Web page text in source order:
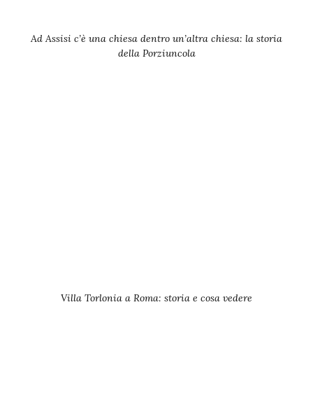
Ad Assisi c’è una chiesa dentro un’altra chiesa: la storia
della Porziuncola
Villa Torlonia a Roma: storia e cosa vedere